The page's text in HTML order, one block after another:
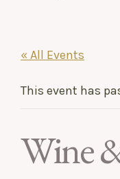
« All Events
This event has
Wine